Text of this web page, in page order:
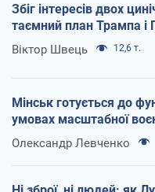
Збіг інтересів двох
таємний план Трампа і
Віктор Швець 12,6 т.
Мінськ готується до
умовах масштабної
Олександр Левченко